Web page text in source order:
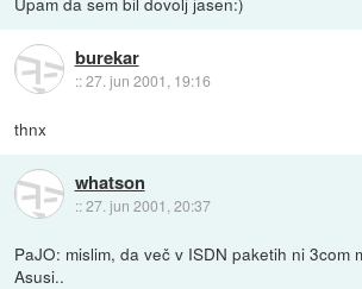
burekar
::27. jun 2001, 19:16
thnx
whatson
::27. jun 2001, 20:37
PaJO: mislim, da več v ISDN paketih ni 3com
Asusi..